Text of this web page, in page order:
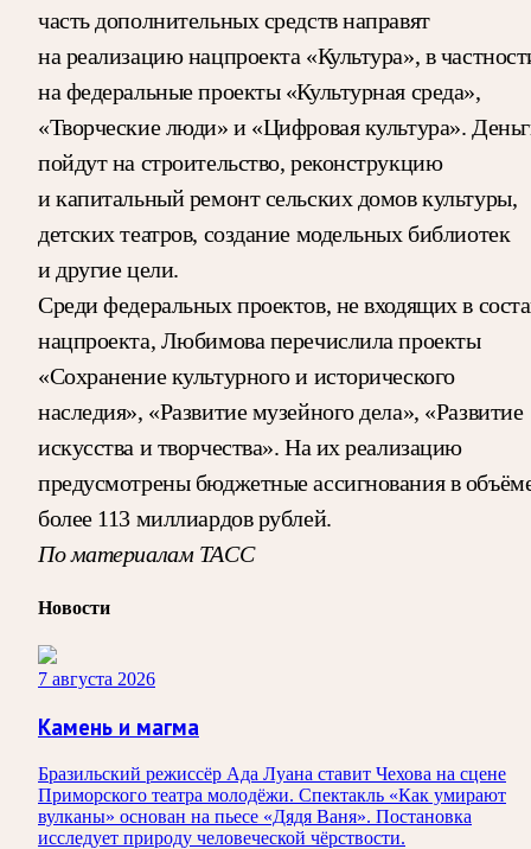
часть дополнительных средств направят
на реализацию нацпроекта «Культура», в
на федеральные проекты «Культурная среда»,
«Творческие люди» и «Цифровая культура».
пойдут на строительство, реконструкцию
и капитальный ремонт сельских домов культуры,
детских театров, создание модельных библиотек
и другие цели.
Среди федеральных проектов, не входящих в
нацпроекта, Любимова перечислила проекты
«Сохранение культурного и исторического
наследия», «Развитие музейного дела», «Развитие
искусства и творчества». На их реализацию
предусмотрены бюджетные ассигнования в
более 113 миллиардов рублей.
По материалам ТАСС
Новости
7 августа 2026
Камень и магма
Бразильский режиссёр Ада Луана ставит Чехова на сцене
Приморского театра молодёжи. Спектакль «Как умирают
вулканы» основан на пьесе «Дядя Ваня». Постановка
исследует природу человеческой чёрствости.